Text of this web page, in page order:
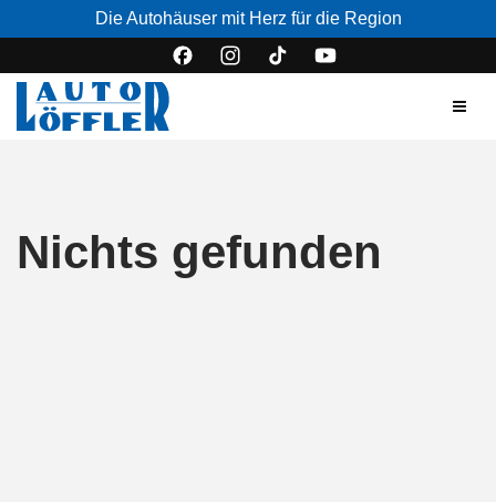
Die Autohäuser mit Herz für die Region
Nichts gefunden